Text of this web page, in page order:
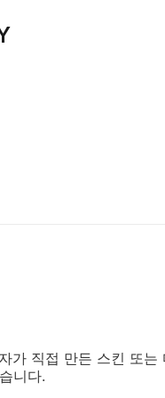
가 직접 만든 스킨 또는
니다.